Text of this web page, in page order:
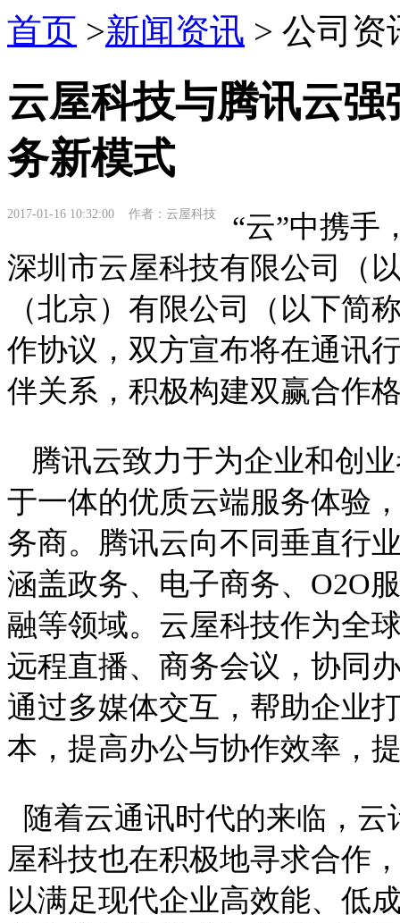
首页 >新闻资讯 > 公司资
云屋科技与腾讯云
务新模式
2017-01-16 10:32:00 作者：云屋科技
“云”中携手
深圳市云屋科技有限公司（
（北京）有限公司（以下简
作协议，双方宣布将在通讯
伴关系，积极构建双赢合作
腾讯云致力于为企业和创
于一体的优质云端服务体验
务商。腾讯云向不同垂直行
涵盖政务、电子商务、O2O
融等领域。云屋科技作为全
远程直播、商务会议，协同
通过多媒体交互，帮助企业
本，提高办公与协作效率，
随着云通讯时代的来临，
屋科技也在积极地寻求合作
以满足现代企业高效能、低